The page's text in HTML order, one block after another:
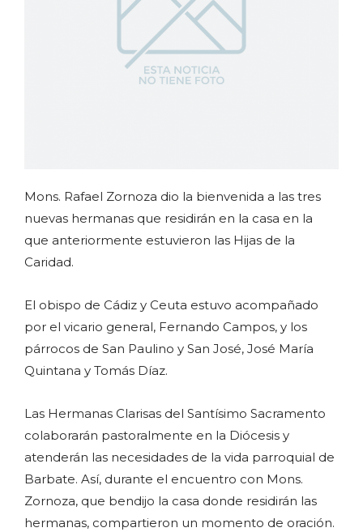
Mons. Rafael Zornoza dio la bienvenida a las tres
nuevas hermanas que residirán en la casa en la
que anteriormente estuvieron las Hijas de la
Caridad.
El obispo de Cádiz y Ceuta estuvo acompañado
por el vicario general, Fernando Campos, y los
párrocos de San Paulino y San José, José María
Quintana y Tomás Díaz.
Las Hermanas Clarisas del Santísimo Sacramento
colaborarán pastoralmente en la Diócesis y
atenderán las necesidades de la vida parroquial de
Barbate. Así, durante el encuentro con Mons.
Zornoza, que bendijo la casa donde residirán las
hermanas, compartieron un momento de oración.